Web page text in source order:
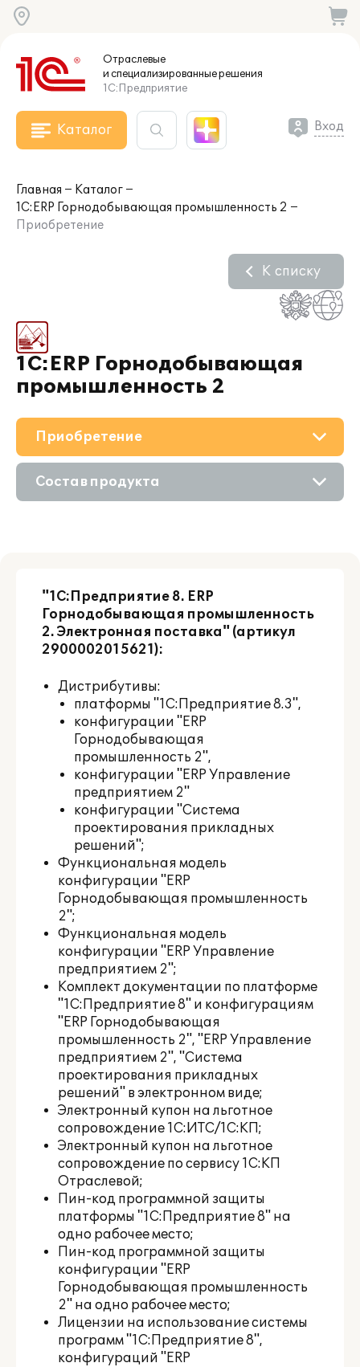
Отраслевые
и специализированныерешения
1С:Предприятие
Каталог Вход
Главная
Каталог
1С:ERP Горнодобывающая промышленность 2
Приобретение
1С:ERP Горнодобывающая
промышленность 2
К списку
О решении
Приобретение
Партнерам
Состав продукта
"1С:Предприятие 8. ERP
Горнодобывающая промышленность
2. Электронная поставка" (артикул
2900002015621):
Дистрибутивы:
платформы "1С:Предприятие 8.3",
конфигурации "ERP
Горнодобывающая
промышленность 2",
конфигурации "ERP Управление
предприятием 2"
конфигурации "Система
проектирования прикладных
решений";
Функциональная модель
конфигурации "ERP
Горнодобывающая промышленность
2";
Функциональная модель
конфигурации "ERP Управление
предприятием 2";
Комплект документации по платформе
"1С:Предприятие 8" и конфигурациям
"ERP Горнодобывающая
промышленность 2", "ERP Управление
предприятием 2", "Система
проектирования прикладных
решений" в электронном виде;
Электронный купон на льготное
сопровождение 1С:ИТС/1С:КП;
Электронный купон на льготное
сопровождение по сервису 1С:КП
Отраслевой;
Пин-код программной защиты
платформы "1С:Предприятие 8" на
одно рабочее место;
Пин-код программной защиты
конфигурации "ERP
Горнодобывающая промышленность
2" на одно рабочее место;
Лицензии на использование системы
программ "1С:Предприятие 8",
конфигураций "ERP